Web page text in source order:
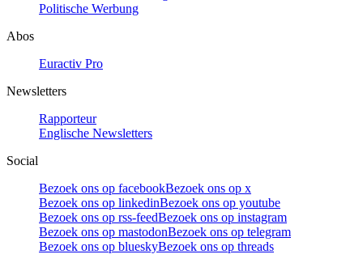
Politische Werbung
Abos
Euractiv Pro
Newsletters
Rapporteur
Englische Newsletters
Social
Bezoek ons op facebookBezoek ons op x
Bezoek ons op linkedinBezoek ons op youtube
Bezoek ons op rss-feedBezoek ons op instagram
Bezoek ons op mastodonBezoek ons op telegram
Bezoek ons op blueskyBezoek ons op threads